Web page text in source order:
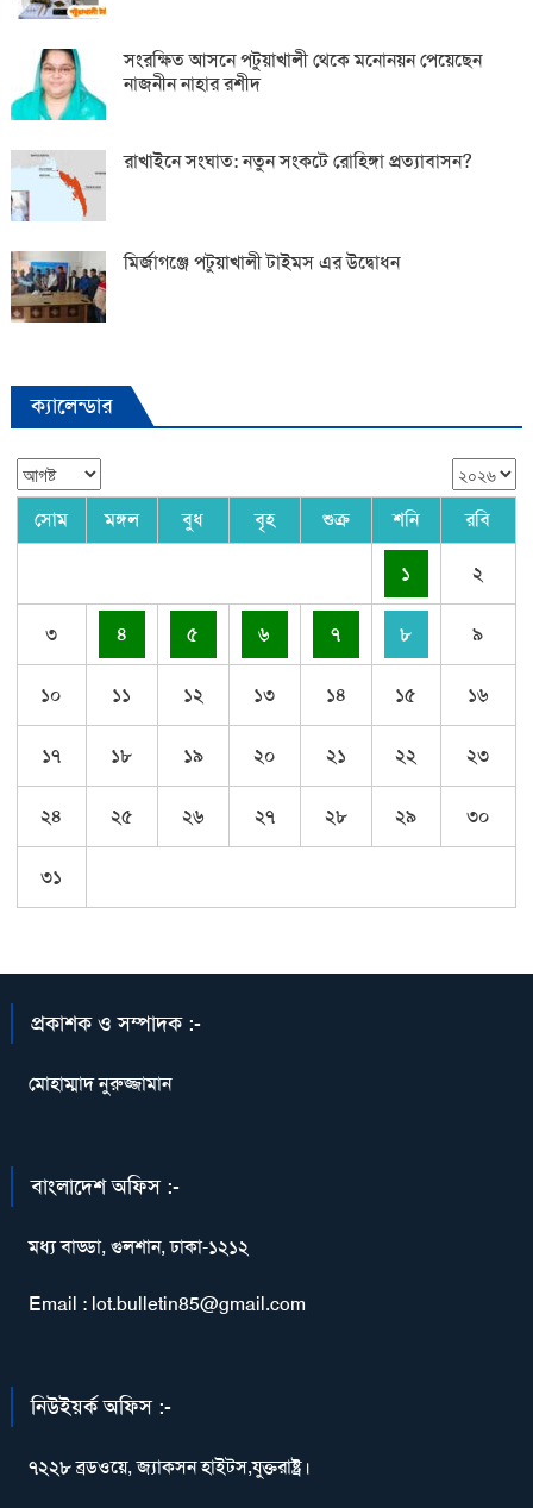
সংরক্ষিত আসনে পটুয়াখালী থেকে মনোনয়ন পেয়েছেন
নাজনীন নাহার রশীদ
রাখাইনে সংঘাত: নতুন সংকটে রোহিঙ্গা প্রত্যাবাসন?
মির্জাগঞ্জে পটুয়াখালী টাইমস এর উদ্বোধন
ক্যালেন্ডার
সোম মঙ্গল বুধ বৃহ শুক্র শনি রবি
১ ২
৩ ৪ ৫ ৬ ৭ ৮ ৯
১০ ১১ ১২ ১৩ ১৪ ১৫ ১৬
১৭ ১৮ ১৯ ২০ ২১ ২২ ২৩
২৪ ২৫ ২৬ ২৭ ২৮ ২৯ ৩০
৩১
প্রকাশক ও সম্পাদক :-
মোহাম্মাদ নুরুজ্জামান
বাংলাদেশ অফিস :-
মধ্য বাড্ডা, গুলশান, ঢাকা-১২১২
Email : lot.bulletin85@gmail.com
নিউইয়র্ক অফিস :-
৭২২৮ ব্রডওয়ে, জ্যাকসন হাইটস,যুক্তরাষ্ট্র।